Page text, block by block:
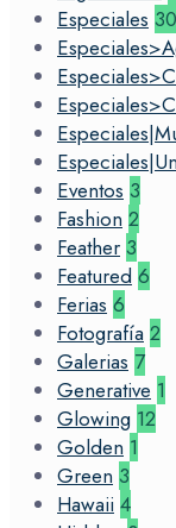
Especiales 30
Eventos 3
Fashion 2
Feather 3
Featured 6
Ferias 6
Fotografía 2
Galerias 7
Generative 1
Glowing 12
Golden 1
Green 3
Hawaii 4